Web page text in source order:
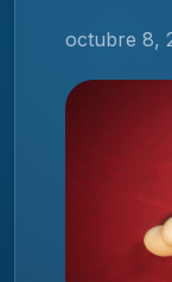
octubre 8,